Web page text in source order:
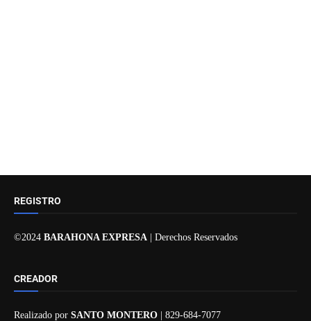
REGISTRO
©2024 BARAHONA EXPRESA | Derechos Reservados
CREADOR
Realizado por SANTO MONTERO | 829-684-7077